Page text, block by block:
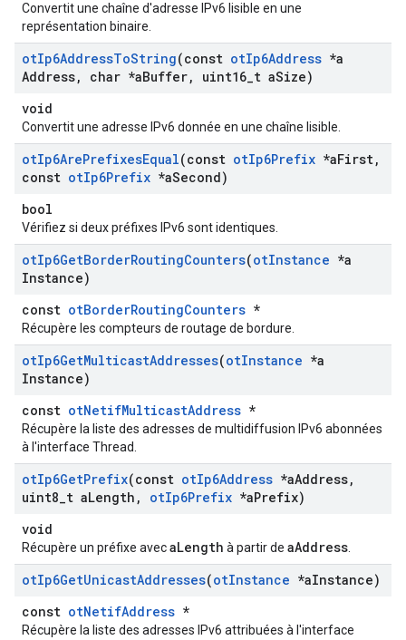
Convertit une chaîne d'adresse IPv6 lisible en une
représentation binaire.
otIp6AddressToString(const otIp6Address *a
Address, char *aBuffer, uint16 t aSize)
void
Convertit une adresse IPv6 donnée en une chaîne lisible.
otIp6ArePrefixesEqual(const otIp6Prefix *aFirst,
const otIp6Prefix *aSecond)
bool
Vérifiez si deux préfixes IPv6 sont identiques.
otIp6GetBorderRoutingCounters(otInstance *a
Instance)
const otBorderRoutingCounters *
Récupère les compteurs de routage de bordure.
otIp6GetMulticastAddresses(otInstance *a
Instance)
const otNetifMulticastAddress *
Récupère la liste des adresses de multidiffusion IPv6 abonnées
à l'interface Thread.
otIp6GetPrefix(const otIp6Address *aAddress,
uint8 t aLength , otIp6Prefix *aPrefix)
void
Récupère un préfixe avecaLength à partir de aAddress
otIp6GetUnicastAddresses(otInstance *aInstance)
const otNetifAddress *
Récupère la liste des adresses IPv6 attribuées à l'interface